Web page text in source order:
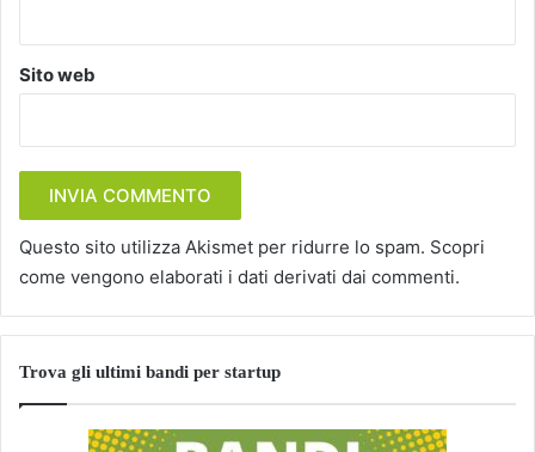
Sito web
Questo sito utilizza Akismet per ridurre lo spam. Scopri
come vengono elaborati i dati derivati dai commenti.
Trova gli ultimi bandi per startup